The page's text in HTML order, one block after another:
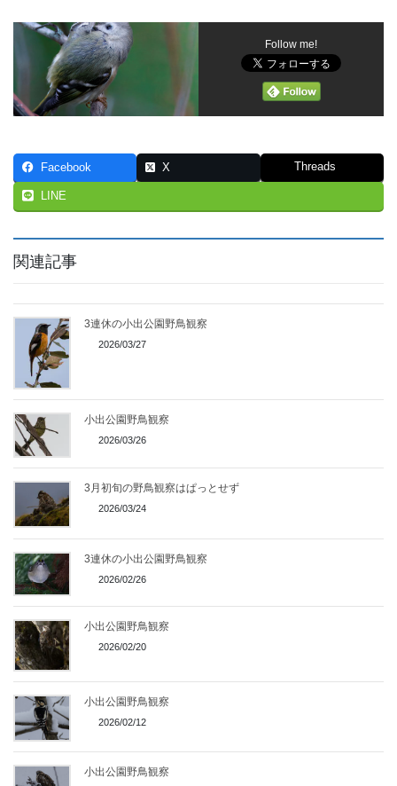
Follow me!
Facebook X Threads
LINE
関連記事
3連休の小出公園野鳥観察
2026/03/27
小出公園野鳥観察
2026/03/26
3月初旬の野鳥観察はぱっとせず
2026/03/24
3連休の小出公園野鳥観察
2026/02/26
小出公園野鳥観察
2026/02/20
小出公園野鳥観察
2026/02/12
小出公園野鳥観察